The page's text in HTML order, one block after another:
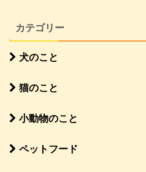
カテゴリー
犬のこと
猫のこと
小動物のこと
ペットフード